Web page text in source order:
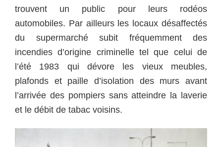
trouvent un public pour leurs rodéos
automobiles. Par ailleurs les locaux désaffectés
du supermarché subit fréquemment des
incendies d’origine criminelle tel que celui de
l’été 1983 qui dévore les vieux meubles,
plafonds et paille d’isolation des murs avant
l’arrivée des pompiers sans atteindre la laverie
et le débit de tabac voisins.